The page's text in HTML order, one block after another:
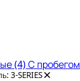
(4)С пробегом
3-SERIES